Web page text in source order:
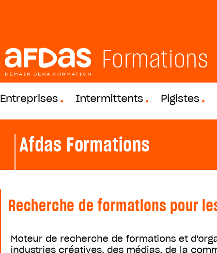
Formations
Entreprises Intermittents Pigistes
Afdas Formations
Recherche de formations pour
Moteur de recherche de formations et
industries créatives, des médias, de la